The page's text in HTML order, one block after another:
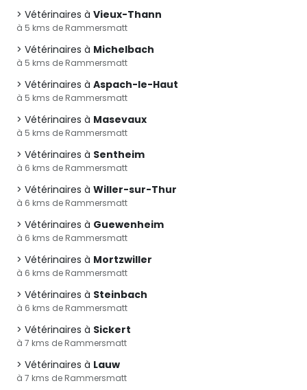
Vétérinaires à Vieux-Thann
à 5 kms de Rammersmatt
Vétérinaires à Michelbach
à 5 kms de Rammersmatt
Vétérinaires à Aspach-le-Haut
à 5 kms de Rammersmatt
Vétérinaires à Masevaux
à 5 kms de Rammersmatt
Vétérinaires à Sentheim
à 6 kms de Rammersmatt
Vétérinaires à Willer-sur-Thur
à 6 kms de Rammersmatt
Vétérinaires à Guewenheim
à 6 kms de Rammersmatt
Vétérinaires à Mortzwiller
à 6 kms de Rammersmatt
Vétérinaires à Steinbach
à 6 kms de Rammersmatt
Vétérinaires à Sickert
à 7 kms de Rammersmatt
Vétérinaires à Lauw
à 7 kms de Rammersmatt